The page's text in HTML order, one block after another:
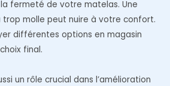
fermeté de votre matelas. Une
molle peut nuire à votre confort.
différentes options en magasin
final.
un rôle crucial dans l’amélioration